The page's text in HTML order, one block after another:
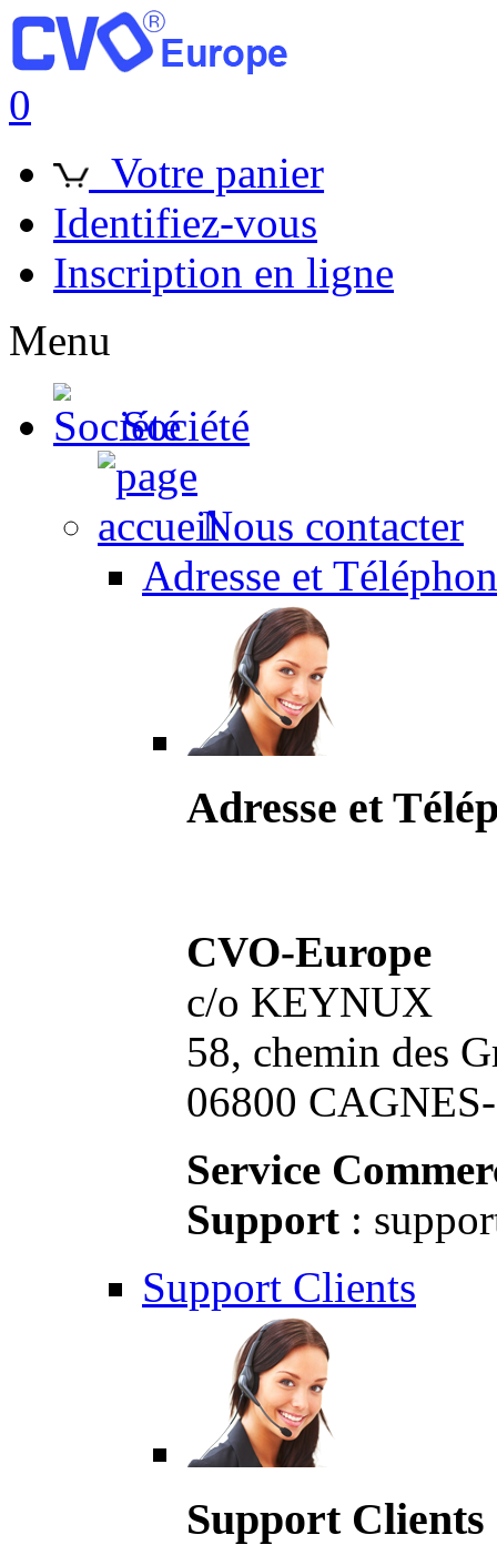
0
Votre panier
Identifiez-vous
Inscription en ligne
Menu
Société
Nous contacter
Adresse et
Adresse et
CVO-Europe
c/o KEYNUX
58, chemin des
06800
Service
Support :
Support Clients
Support Clients